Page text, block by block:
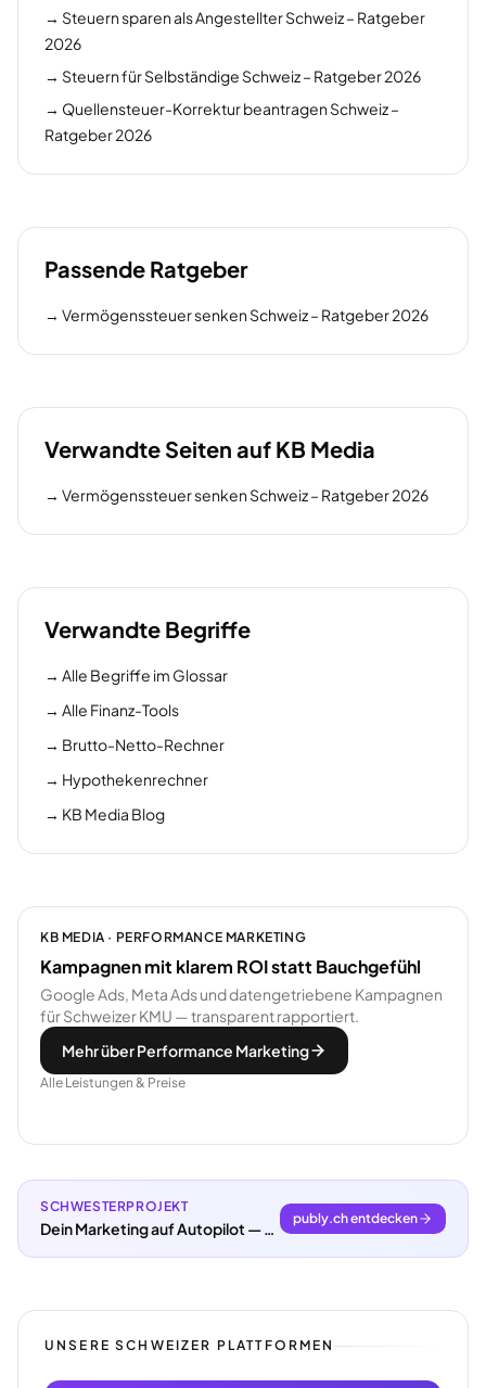
→ Steuern sparen als Angestellter Schweiz – Ratgeber
2026
→ Steuern für Selbständige Schweiz – Ratgeber 2026
→ Quellensteuer-Korrektur beantragen Schweiz –
Ratgeber 2026
Passende Ratgeber
→ Vermögenssteuer senken Schweiz – Ratgeber 2026
Verwandte Seiten auf KB Media
→ Vermögenssteuer senken Schweiz – Ratgeber 2026
Verwandte Begriffe
→ Alle Begriffe im Glossar
→ Alle Finanz-Tools
→ Brutto-Netto-Rechner
→ Hypothekenrechner
→ KB Media Blog
KB MEDIA · PERFORMANCE MARKETING
Kampagnen mit klarem ROI statt Bauchgefühl
Google Ads, Meta Ads und datengetriebene Kampagnen
für Schweizer KMU — transparent rapportiert.
Mehr über Performance Marketing
Alle Leistungen & Preise
SCHWESTERPROJEKT
Dein Marketing auf Autopilot — mit KI und publy.ch
publy.ch entdecken
UNSERE SCHWEIZER PLATTFORMEN